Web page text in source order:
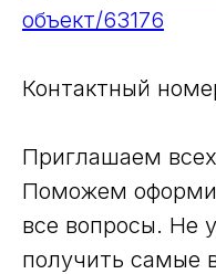
объект/63176
Контактный
Приглашаем
Поможем
все вопросы. Не
получить самые